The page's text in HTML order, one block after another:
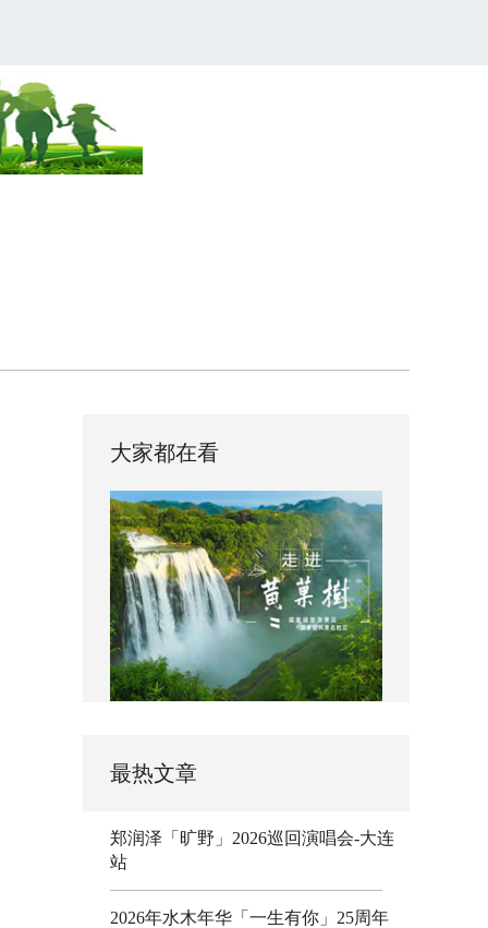
大家都在看
最热文章
郑润泽「旷野」2026巡回演唱会-大连
站
2026年水木年华「一生有你」25周年